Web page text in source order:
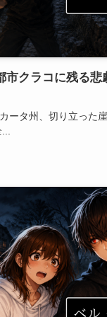
市クラコに残る悲
ータ州、切り立った